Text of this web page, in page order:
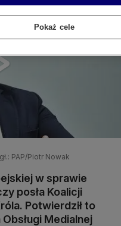
PAP/Piotr Nowak
w sprawie
posła Koalicji
Potwierdził to
Medialnej
Pokaż cele